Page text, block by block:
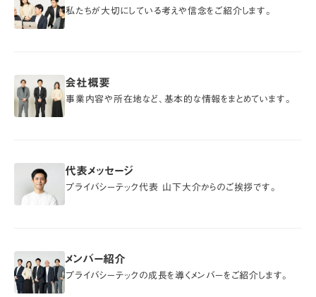
フィロソフィー
私たちが大切にしている考えや信念をご紹介します。
会社概要
会社概要
事業内容や所在地など、基本的な情報をまとめています。
代表メッセージ
代表メッセージ
プライバシーテック代表 山下大介からのご挨拶です。
メンバー紹介
メンバー紹介
プライバシーテックの成長を導くメンバーをご紹介します。